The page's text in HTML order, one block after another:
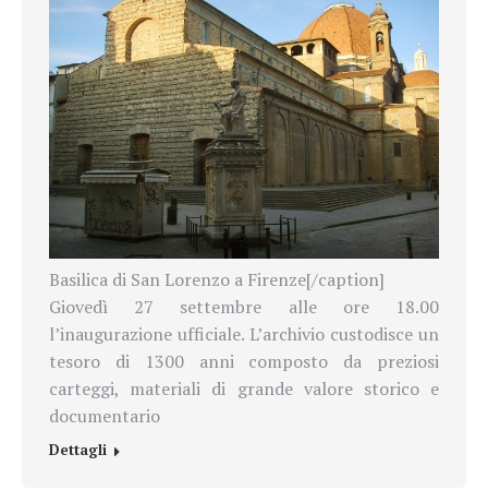
Basilica di San Lorenzo a Firenze[/caption]
Giovedì 27 settembre alle ore 18.00
l’inaugurazione ufficiale. L’archivio custodisce un
tesoro di 1300 anni composto da preziosi
carteggi, materiali di grande valore storico e
documentario
Dettagli